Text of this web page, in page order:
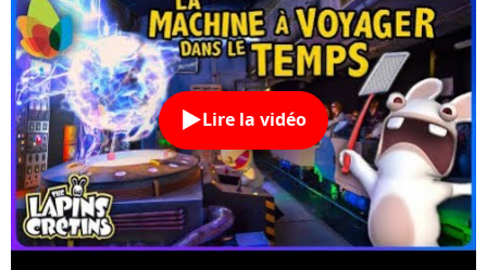
Lire la vidéo